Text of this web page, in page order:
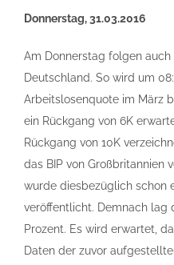
Donnerstag, 31.03.2016
Am Donnerstag folgen
Deutschland. So wird um
Arbeitslosenquote im März
ein Rückgang von 6K
Rückgang von 10K
das BIP von Großbritannien
wurde diesbezüglich schon
veröffentlicht. Demnach lag
Prozent. Es wird erwartet,
Daten der zuvor